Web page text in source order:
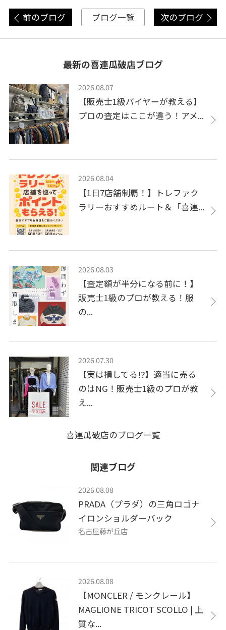
前のブログ ブログ一覧 次のブログ
最新の喜連瓜破店ブログ
2026.08.07
【販売士1級バイヤーが教える】
プロの査定はここが違う！アメ...
2026.08.04
【1日7店舗制覇！】トレファク
ラリーおすすめルート＆「喜連...
2026.08.03
【査定額が半分になる前に！】
販売士1級のプロが教える！服
の...
2026.07.30
【実は損してる!?】適当に売る
のはNG！販売士1級のプロが教
え...
喜連瓜破店のブログ一覧
関連ブログ
2026.08.08
PRADA（プラダ）の三角ロゴナ
イロンショルダーバック
名古屋藤が丘店
2026.08.08
【MONCLER / モンクレール】
MAGLIONE TRICOT SCOLLO | 上
質な...